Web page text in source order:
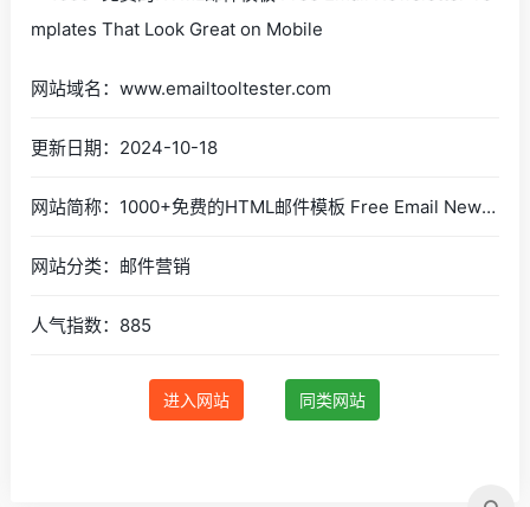
网站域名：www.emailtooltester.com
更新日期：2024-10-18
网站简称：1000+免费的HTML邮件模板 Free Email Newsletter Templates That Look Great on Mobile
网站分类：邮件营销
人气指数：885
进入网站 同类网站